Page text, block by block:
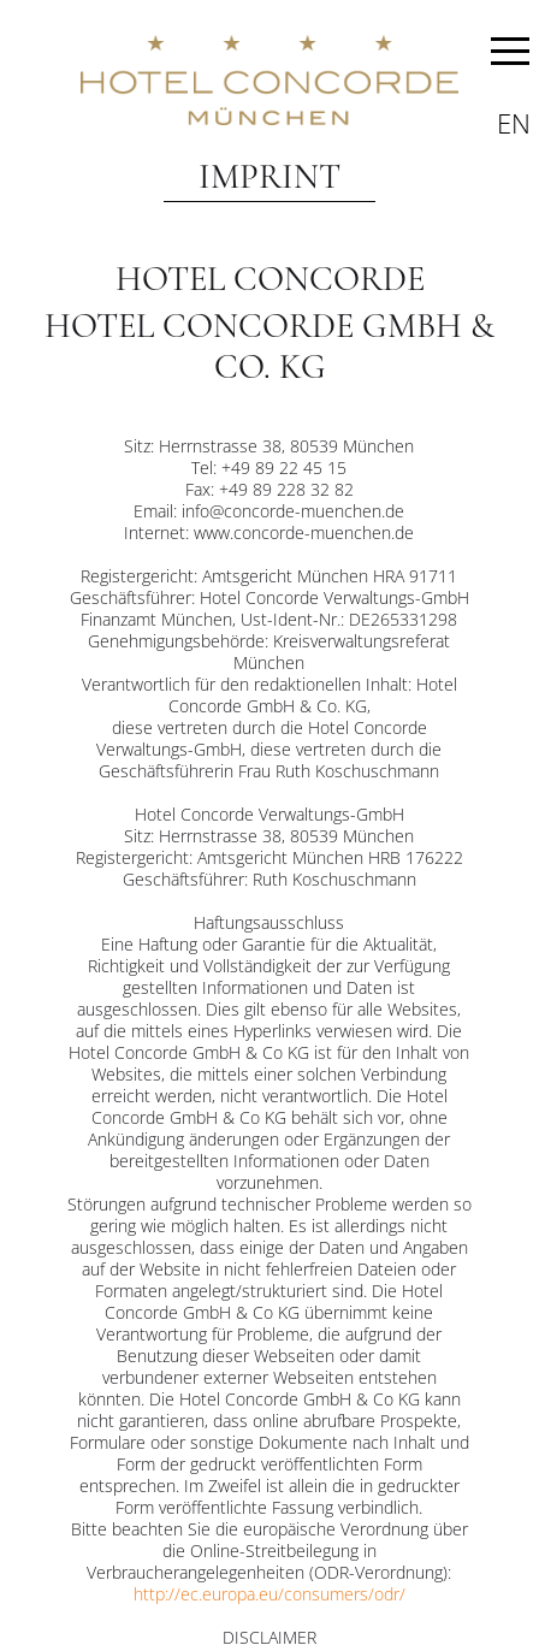
EN
IMPRINT
HOTEL CONCORDE
HOTEL CONCORDE GMBH &
CO. KG
Sitz: Herrnstrasse 38, 80539 München
Tel: +49 89 22 45 15
Fax: +49 89 228 32 82
Email: info@concorde-muenchen.de
Internet: www.concorde-muenchen.de
Registergericht: Amtsgericht München HRA 91711
Geschäftsführer: Hotel Concorde Verwaltungs-GmbH
Finanzamt München, Ust-Ident-Nr.: DE265331298
Genehmigungsbehörde: Kreisverwaltungsreferat
München
Verantwortlich für den redaktionellen Inhalt: Hotel
Concorde GmbH & Co. KG,
diese vertreten durch die Hotel Concorde
Verwaltungs-GmbH, diese vertreten durch die
Geschäftsführerin Frau Ruth Koschuschmann
Hotel Concorde Verwaltungs-GmbH
Sitz: Herrnstrasse 38, 80539 München
Registergericht: Amtsgericht München HRB 176222
Geschäftsführer: Ruth Koschuschmann
Haftungsausschluss
Eine Haftung oder Garantie für die Aktualität,
Richtigkeit und Vollständigkeit der zur Verfügung
gestellten Informationen und Daten ist
ausgeschlossen. Dies gilt ebenso für alle Websites,
auf die mittels eines Hyperlinks verwiesen wird. Die
Hotel Concorde GmbH & Co KG ist für den Inhalt von
Websites, die mittels einer solchen Verbindung
erreicht werden, nicht verantwortlich. Die Hotel
Concorde GmbH & Co KG behält sich vor, ohne
Ankündigung änderungen oder Ergänzungen der
bereitgestellten Informationen oder Daten
vorzunehmen.
Störungen aufgrund technischer Probleme werden so
gering wie möglich halten. Es ist allerdings nicht
ausgeschlossen, dass einige der Daten und Angaben
auf der Website in nicht fehlerfreien Dateien oder
Formaten angelegt/strukturiert sind. Die Hotel
Concorde GmbH & Co KG übernimmt keine
Verantwortung für Probleme, die aufgrund der
Benutzung dieser Webseiten oder damit
verbundener externer Webseiten entstehen
könnten. Die Hotel Concorde GmbH & Co KG kann
nicht garantieren, dass online abrufbare Prospekte,
Formulare oder sonstige Dokumente nach Inhalt und
Form der gedruckt veröffentlichten Form
entsprechen. Im Zweifel ist allein die in gedruckter
Form veröffentlichte Fassung verbindlich.
Bitte beachten Sie die europäische Verordnung über
die Online-Streitbeilegung in
Verbraucherangelegenheiten (ODR-Verordnung):
http://ec.europa.eu/consumers/odr/
DISCLAIMER